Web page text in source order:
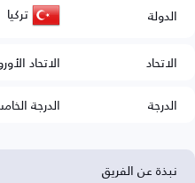
الدولة تركيا
الاتحاد
الاتحاد
الدرجة
الدرجة
نبذة عن الفريق